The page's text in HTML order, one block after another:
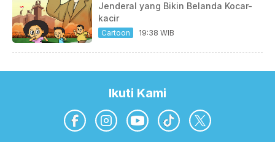
Jenderal yang Bikin Belanda Kocar-
kacir
Cartoon 19:38 WIB
Ikuti Kami